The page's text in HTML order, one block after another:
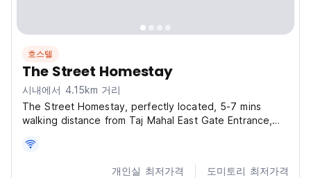
호스텔
The Street Homestay
시내에서 4.15km 거리
The Street Homestay, perfectly located, 5-7 mins
walking distance from Taj Mahal East Gate Entrance,
famous cafe and restaurants are in corner of street.
The Street Homestay is a family run home, You...
개인실 최저가격 도미토리 최저가격